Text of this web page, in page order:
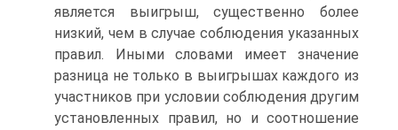
является выигрыш, существенно более
низкий, чем в случае соблюдения указанных
правил. Иными словами имеет значение
разница не только в выигрышах каждого из
участников при условии соблюдения другим
установленных правил, но и соотношение